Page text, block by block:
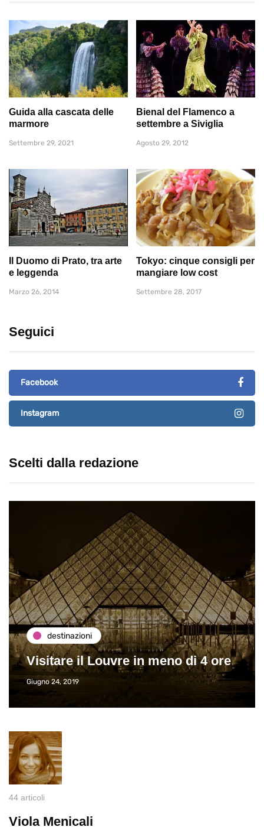
Guida alla cascata delle
marmore
Settembre 29, 2021
Bienal del Flamenco a
settembre a Siviglia
Agosto 29, 2012
Il Duomo di Prato, tra arte
e leggenda
Marzo 26, 2014
Tokyo: cinque consigli per
mangiare low cost
Settembre 28, 2017
Seguici
Facebook
Instagram
Scelti dalla redazione
destinazioni
Visitare il Louvre in meno di 4 ore
Giugno 24, 2019
44 articoli
Viola Menicali